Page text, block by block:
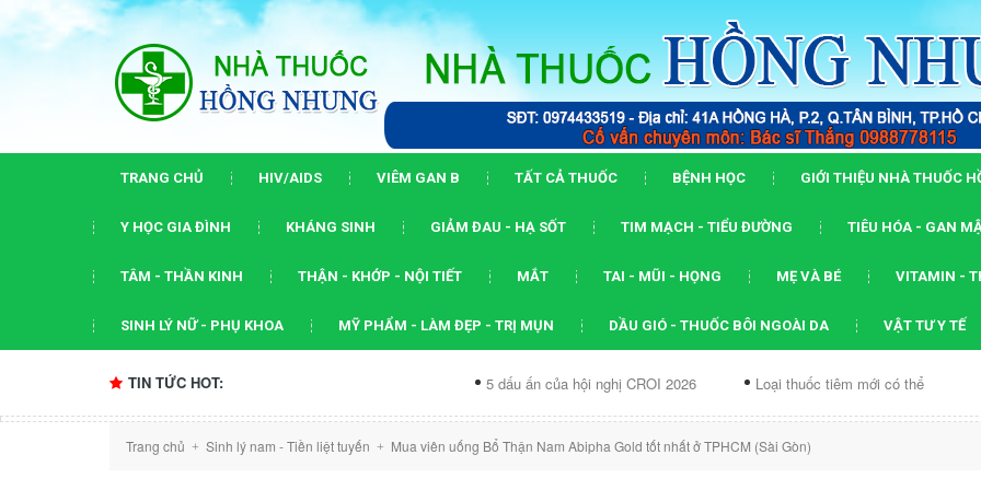
TRANG CHỦ HIV/AIDS VIÊM GAN B TẤT CẢ THUỐC BỆNH HỌC GIỚI THIỆU NHÀ THUỐC
Y HỌC GIA ĐÌNH KHÁNG SINH GIẢM ĐAU - HẠ SỐT TIM MẠCH - TIỂU ĐƯỜNG TIÊU HÓA - GAN
TÂM - THẦN KINH THẬN - KHỚP - NỘI TIẾT MẮT TAI - MŨI - HỌNG MẸ VÀ BÉ VITAMIN -
SINH LÝ NỮ - PHỤ KHOA MỸ PHẨM - LÀM ĐẸP - TRỊ MỤN DẦU GIÓ - THUỐC BÔI NGOÀI DA VẬT TƯ Y TẾ
TIN TỨC HOT: 5 dấu ấn của hội nghị CROI 2026 Loại thuốc tiêm mới có thể ức chế...
Trang chủ + Sinh lý nam - Tiền liệt tuyến + Mua viên uống Bổ Thận Nam Abipha Gold tốt nhất ở TPHCM (Sài Gòn)